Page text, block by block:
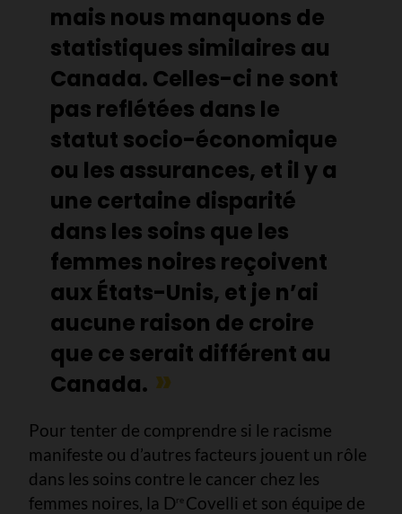
mais nous manquons de
statistiques similaires au
Canada. Celles-ci ne sont
pas reflétées dans le
statut socio-économique
ou les assurances, et il y a
une certaine disparité
dans les soins que les
femmes noires reçoivent
aux États-Unis, et je n’ai
aucune raison de croire
que ce serait différent au
Canada.
Pour tenter de comprendre si le racisme
manifeste ou d’autres facteurs jouent un rôle
dans les soins contre le cancer chez les
femmes noires, la Dre Covelli et son équipe de